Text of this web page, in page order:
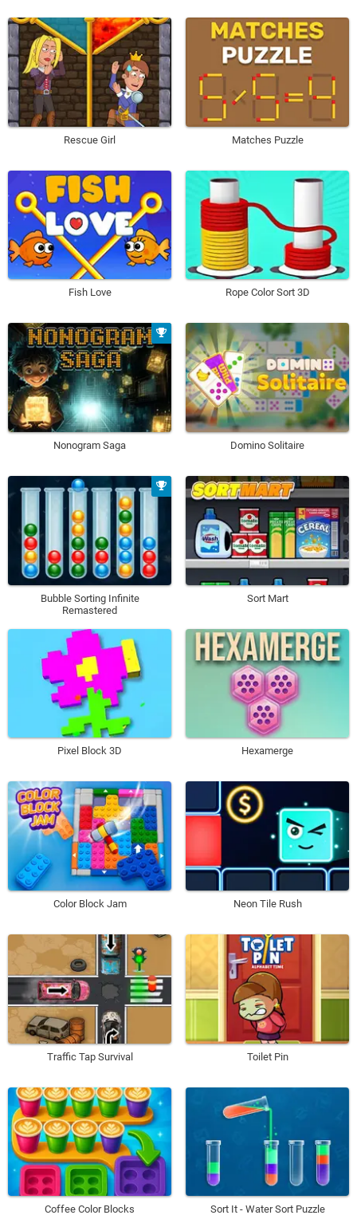
Rescue Girl Matches Puzzle
Fish Love Rope Color Sort 3D
Nonogram Saga Domino Solitaire
Bubble Sorting Infinite
Remastered
Sort Mart
Pixel Block 3D Hexamerge
Color Block Jam Neon Tile Rush
Traffic Tap Survival Toilet Pin
Coffee Color Blocks Sort It - Water Sort Puzzle